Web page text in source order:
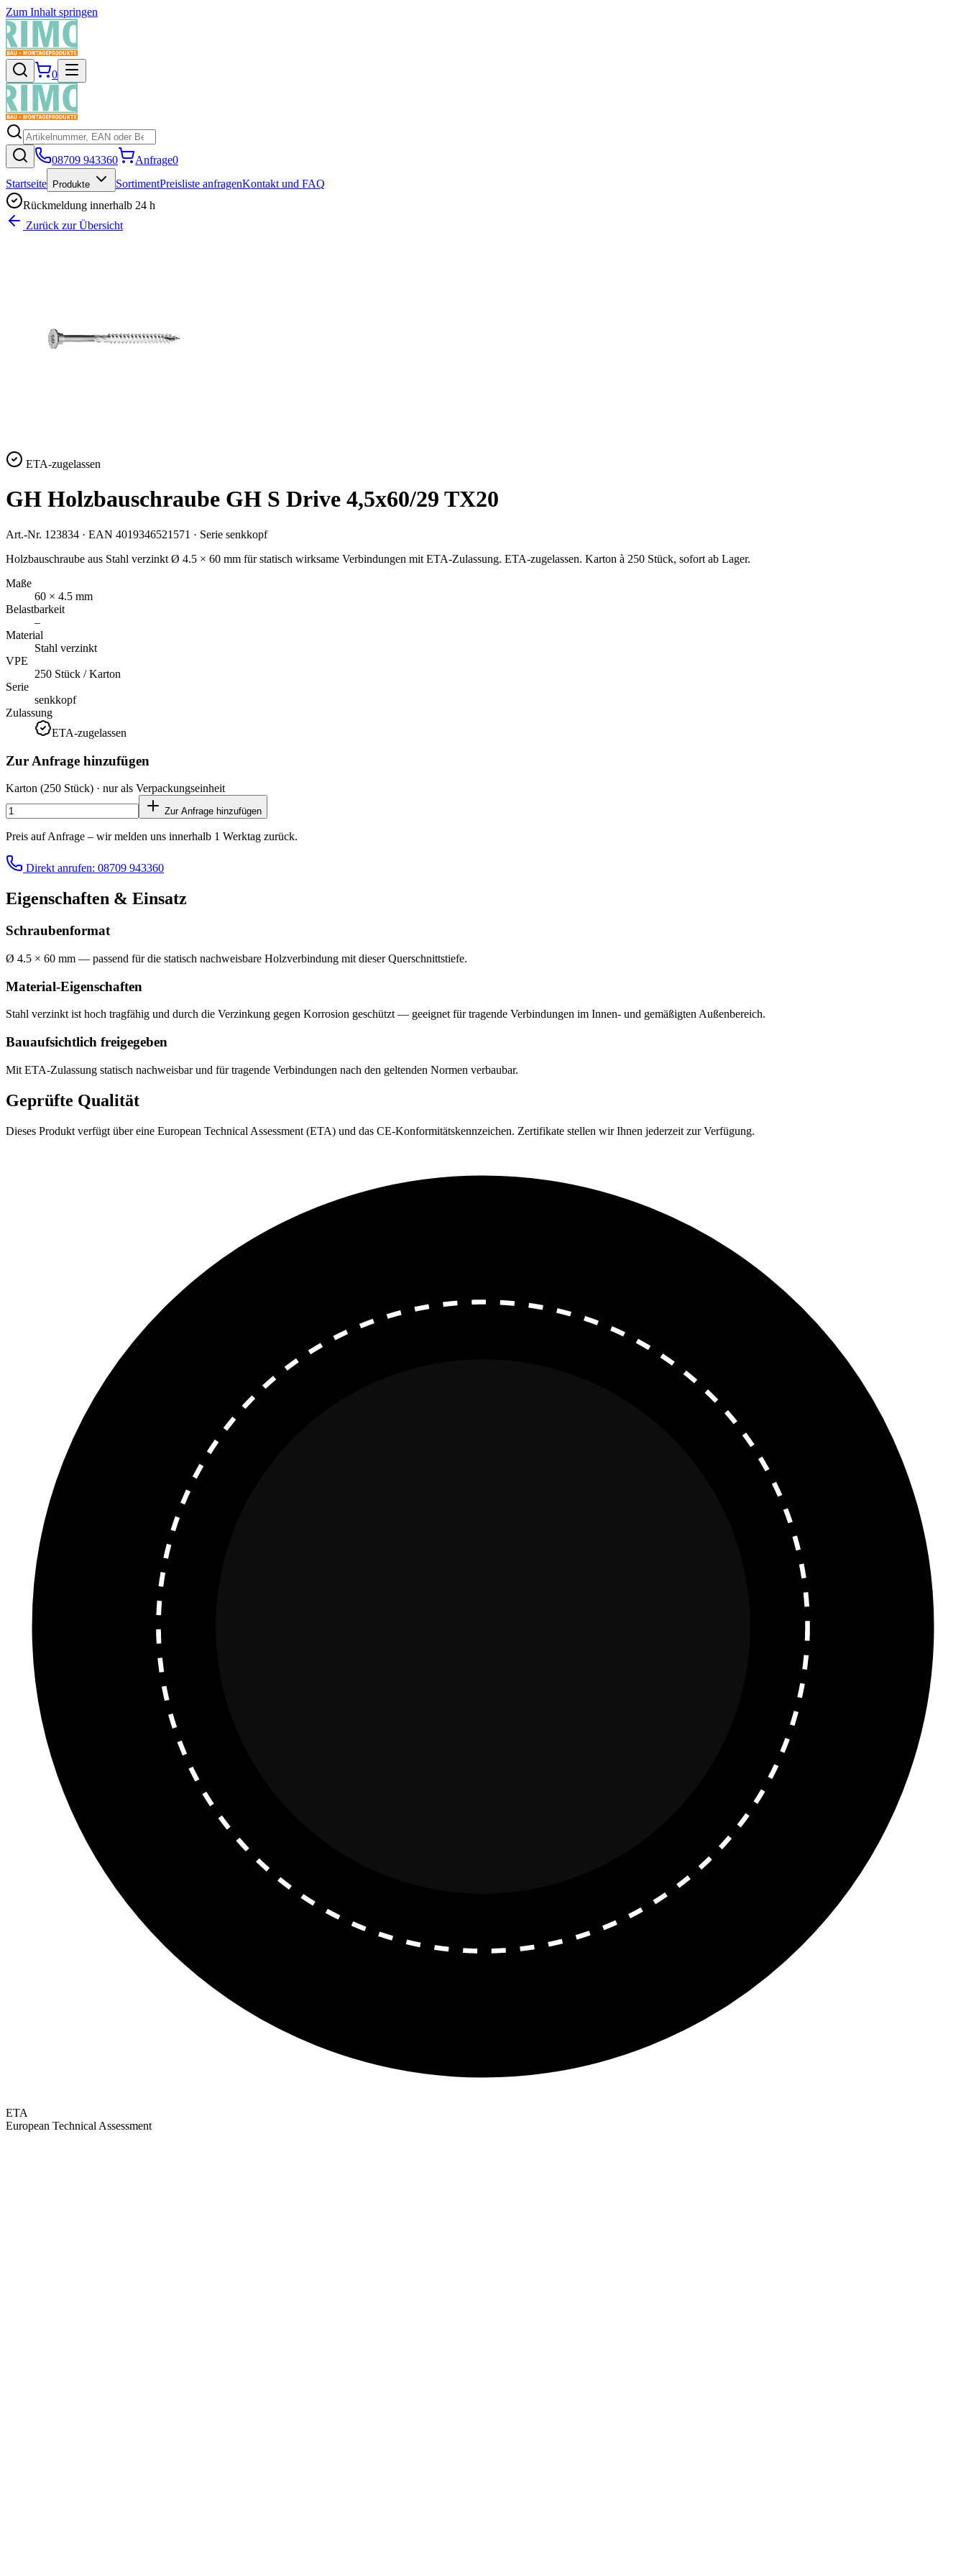
Zum Inhalt springen
0
08709 943360 Anfrage0
Startseite
Produkte SortimentPreisliste anfragenKontakt und FAQ
Rückmeldung innerhalb 24 h
Zurück zur Übersicht
ETA-zugelassen
GH Holzbauschraube GH S Drive 4,5x60/29 TX20
Art.-Nr. 123834 · EAN 4019346521571 · Serie senkkopf
Holzbauschraube aus Stahl verzinkt Ø 4.5 × 60 mm für statisch wirksame Verbindungen mit ETA-Zulassung. ETA-zugelassen. Karton à 250 Stück, sofort ab Lager.
Maße
60 × 4.5 mm
Belastbarkeit
–
Material
Stahl verzinkt
VPE
250 Stück / Karton
Serie
senkkopf
Zulassung
ETA-zugelassen
Zur Anfrage hinzufügen
Karton (250 Stück) · nur als Verpackungseinheit
Zur Anfrage hinzufügen
Preis auf Anfrage – wir melden uns innerhalb 1 Werktag zurück.
Direkt anrufen: 08709 943360
Eigenschaften & Einsatz
Schraubenformat
Ø 4.5 × 60 mm — passend für die statisch nachweisbare Holzverbindung mit dieser Querschnittstiefe.
Material-Eigenschaften
Stahl verzinkt ist hoch tragfähig und durch die Verzinkung gegen Korrosion geschützt — geeignet für tragende Verbindungen im Innen- und gemäßigten Außenbereich.
Bauaufsichtlich freigegeben
Mit ETA-Zulassung statisch nachweisbar und für tragende Verbindungen nach den geltenden Normen verbaubar.
Geprüfte Qualität
Dieses Produkt verfügt über eine European Technical Assessment (ETA) und das CE-Konformitätskennzeichen. Zertifikate stellen wir Ihnen jederzeit zur Verfügung.
ETA
European Technical Assessment